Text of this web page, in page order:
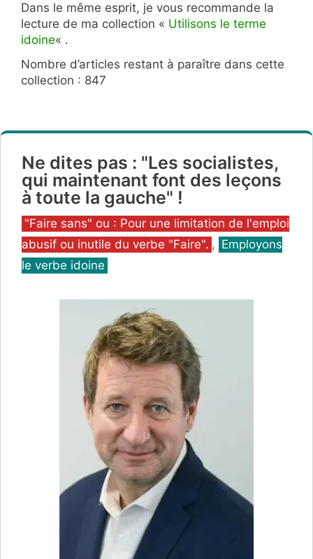
Dans le même esprit, je vous recommande la
lecture de ma collection « Utilisons le terme
idoine« .
Nombre d’articles restant à paraître dans cette
collection : 847
Ne dites pas : "Les socialistes,
qui maintenant font des leçons
à toute la gauche" !
Catégories
"Faire sans" ou : Pour une limitation de l'emploi
abusif ou inutile du verbe "Faire". , Employons
le verbe idoine